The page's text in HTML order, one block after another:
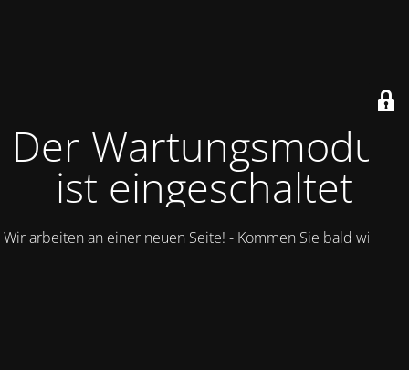
Der Wartungsmodus
ist eingeschaltet
Wir arbeiten an einer neuen Seite! - Kommen Sie bald wieder.